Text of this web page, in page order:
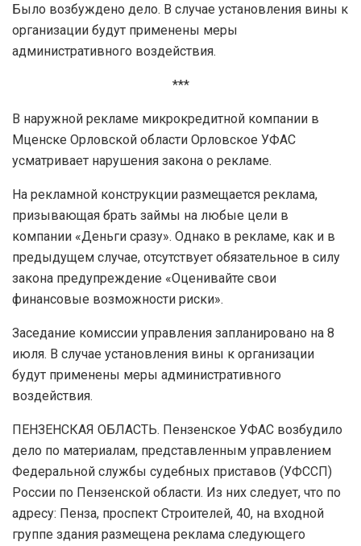
Было возбуждено дело. В случае установления вины к
организации будут применены меры
административного воздействия.
***
В наружной рекламе микрокредитной компании в
Мценске Орловской области Орловское УФАС
усматривает нарушения закона о рекламе.
На рекламной конструкции размещается реклама,
призывающая брать займы на любые цели в
компании «Деньги сразу». Однако в рекламе, как и в
предыдущем случае, отсутствует обязательное в силу
закона предупреждение «Оценивайте свои
финансовые возможности риски».
Заседание комиссии управления запланировано на 8
июля. В случае установления вины к организации
будут применены меры административного
воздействия.
ПЕНЗЕНСКАЯ ОБЛАСТЬ. Пензенское УФАС возбудило
дело по материалам, представленным управлением
Федеральной службы судебных приставов (УФССП)
России по Пензенской области. Из них следует, что по
адресу: Пенза, проспект Строителей, 40, на входной
группе здания размещена реклама следующего